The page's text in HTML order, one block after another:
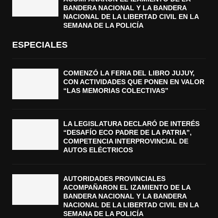
BANDERA NACIONAL Y LA BANDERA
NACIONAL DE LA LIBERTAD CIVIL EN LA
SEMANA DE LA POLICÍA
ESPECIALES
COMENZÓ LA FERIA DEL LIBRO JUJUY,
CON ACTIVIDADES QUE PONEN EN VALOR
“LAS MEMORIAS COLECTIVAS”
LA LEGISLATURA DECLARÓ DE INTERÉS
“DESAFÍO ECO PADRE DE LA PATRIA”,
COMPETENCIA INTERPROVINCIAL DE
AUTOS ELÉCTRICOS
AUTORIDADES PROVINCIALES
ACOMPAÑARON EL IZAMIENTO DE LA
BANDERA NACIONAL Y LA BANDERA
NACIONAL DE LA LIBERTAD CIVIL EN LA
SEMANA DE LA POLICÍA